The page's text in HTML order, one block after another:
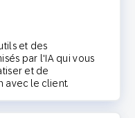
et des
par l'IA qui vous
et de
avec le client.